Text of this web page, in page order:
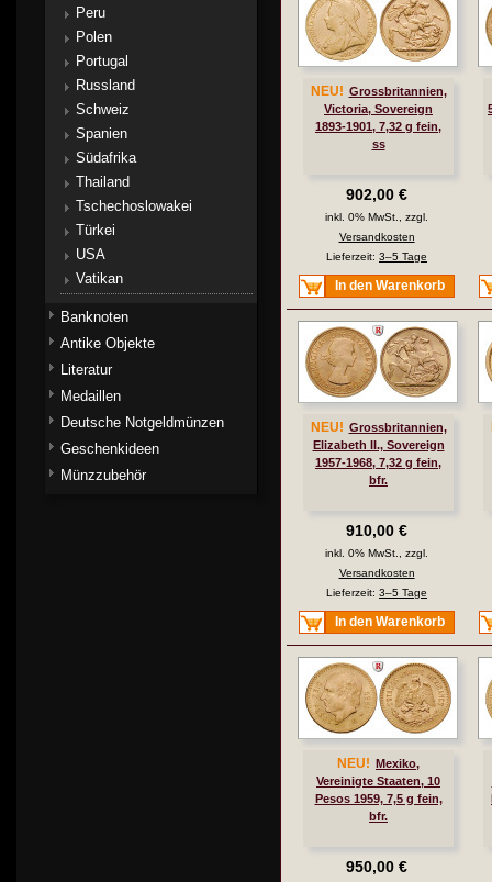
NEU! Grossbritannien,
Victoria, Sovereign
1893-1901, 7,32 g fein,
ss
902,00 €
inkl. 0% MwSt., zzgl.
Versandkosten
Lieferzeit: 3–5 Tage
In den Warenkorb
NEU! Grossbritannien,
Elizabeth II., Sovereign
1957-1968, 7,32 g fein,
bfr.
910,00 €
inkl. 0% MwSt., zzgl.
Versandkosten
Lieferzeit: 3–5 Tage
In den Warenkorb
NEU!
Mexiko,
Vereinigte Staaten, 10
Pesos 1959, 7,5 g fein,
bfr.
950,00 €
Peru
Polen
Portugal
Russland
Schweiz
Spanien
Südafrika
Thailand
Tschechoslowakei
Türkei
USA
Vatikan
Banknoten
Antike Objekte
Literatur
Medaillen
Deutsche Notgeldmünzen
Geschenkideen
Münzzubehör